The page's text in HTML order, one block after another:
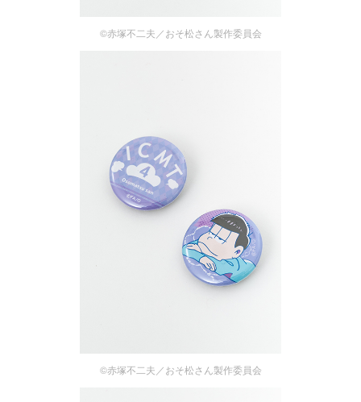
©赤塚不二夫／おそ松さん製作委員会
©赤塚不二夫／おそ松さん製作委員会